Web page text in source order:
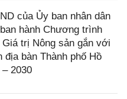
của Ủy ban nhân dân
hành Chương trình
trị Nông sản gắn với
bàn Thành phố Hồ
2030